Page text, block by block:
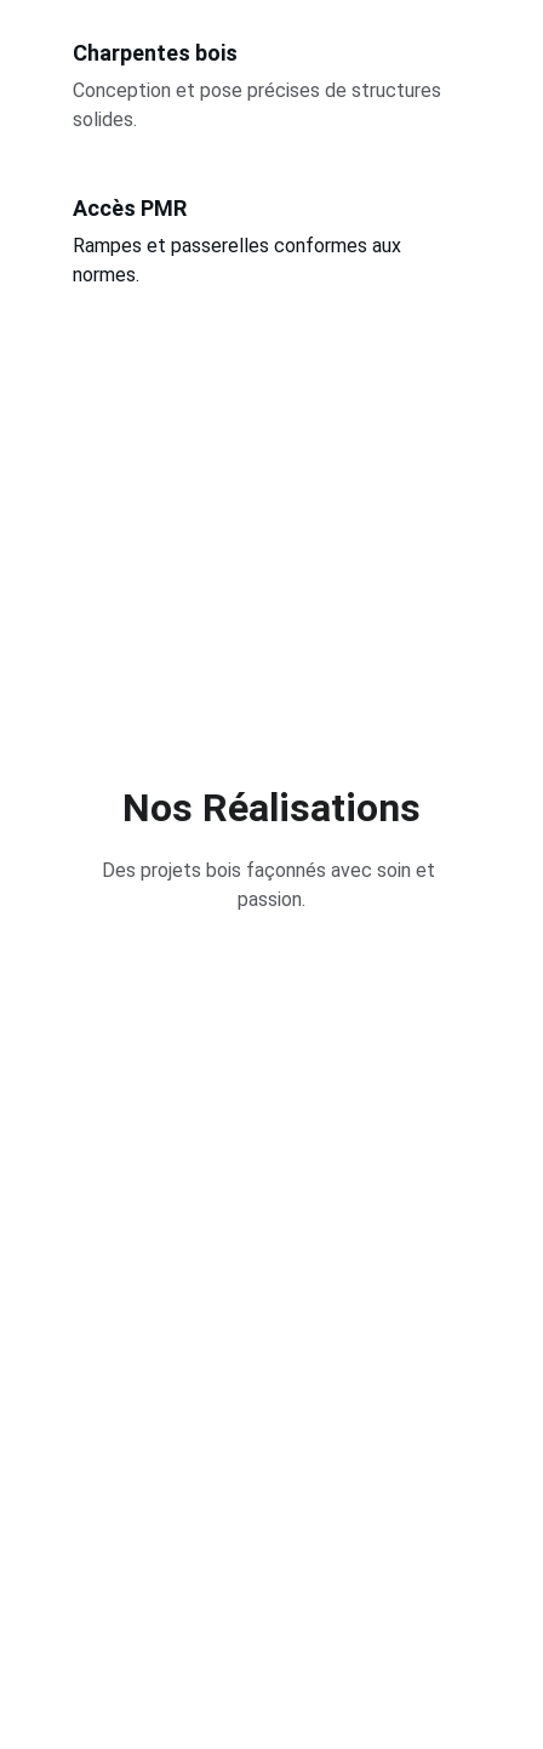
Charpentes bois
Conception et pose précises de structures
solides.
Accès PMR
Rampes et passerelles conformes aux
normes.
Nos Réalisations
Des projets bois façonnés avec soin et
passion.